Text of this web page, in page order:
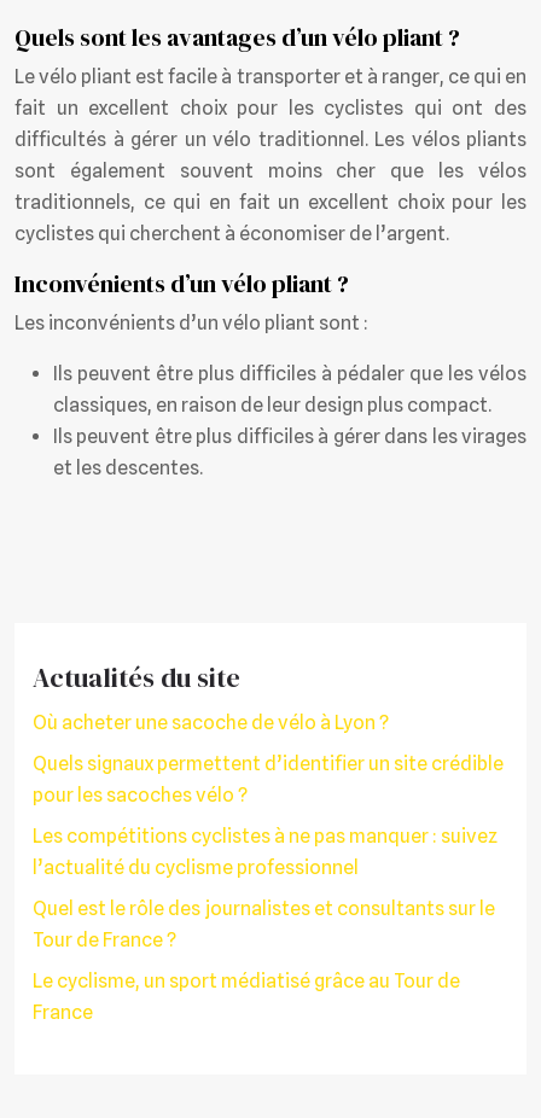
Quels sont les avantages d’un vélo pliant ?
Le vélo pliant est facile à transporter et à ranger, ce qui en
fait un excellent choix pour les cyclistes qui ont des
difficultés à gérer un vélo traditionnel. Les vélos pliants
sont également souvent moins cher que les vélos
traditionnels, ce qui en fait un excellent choix pour les
cyclistes qui cherchent à économiser de l’argent.
Inconvénients d’un vélo pliant ?
Les inconvénients d’un vélo pliant sont :
Ils peuvent être plus difficiles à pédaler que les vélos
classiques, en raison de leur design plus compact.
Ils peuvent être plus difficiles à gérer dans les virages
et les descentes.
Actualités du site
Où acheter une sacoche de vélo à Lyon ?
Quels signaux permettent d’identifier un site crédible
pour les sacoches vélo ?
Les compétitions cyclistes à ne pas manquer : suivez
l’actualité du cyclisme professionnel
Quel est le rôle des journalistes et consultants sur le
Tour de France ?
Le cyclisme, un sport médiatisé grâce au Tour de
France